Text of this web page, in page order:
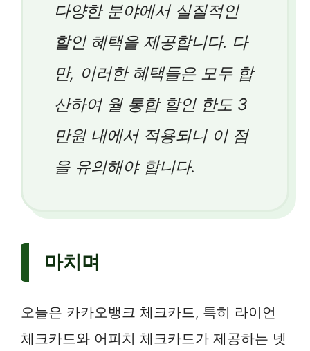
다양한 분야에서 실질적인
할인 혜택을 제공합니다. 다
만, 이러한 혜택들은 모두 합
산하여 월 통합 할인 한도 3
만원 내에서 적용되니 이 점
을 유의해야 합니다.
마치며
오늘은 카카오뱅크 체크카드, 특히 라이언
체크카드와 어피치 체크카드가 제공하는 넷